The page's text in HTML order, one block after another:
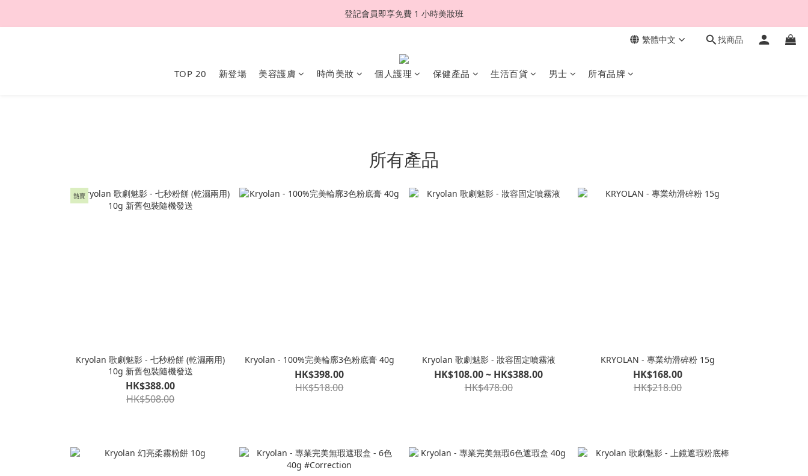
登記會員即享免費 1 小時美妝班
繁體中文 找商品
TOP 20 新登場 美容護膚 時尚美妝 個人護理 保健產品 生活百貨 男士 所有品牌
所有產品
熱賣
Kryolan 歌劇魅影 - 七秒粉餅 (乾濕兩用)
10g 新舊包裝隨機發送
HK$388.00
HK$508.00
Kryolan - 100%完美輪廓3色粉底膏 40g
HK$398.00
HK$518.00
Kryolan 歌劇魅影 - 妝容固定噴霧液
HK$108.00 ~ HK$388.00
HK$478.00
KRYOLAN - 專業幼滑碎粉 15g
HK$168.00
HK$218.00